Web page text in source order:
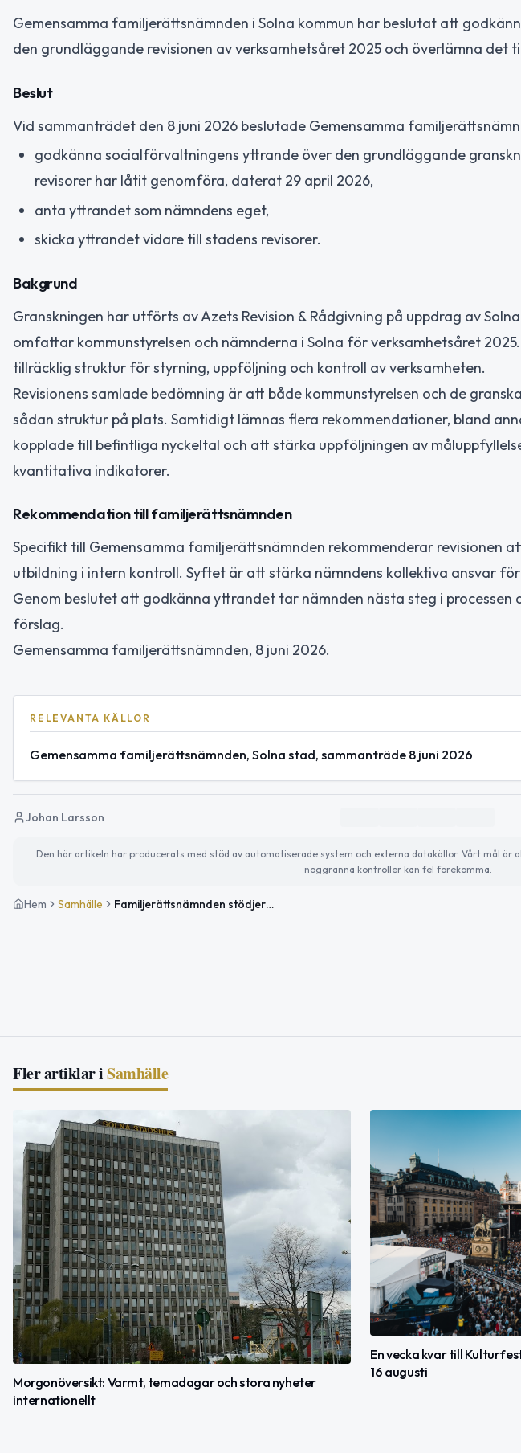
Gemensamma familjerättsnämnden i Solna kommun har beslutat att
den grundläggande revisionen av verksamhetsåret 2025 och överlämna det
Beslut
Vid sammanträdet den 8 juni 2026 beslutade Gemensamma
godkänna socialförvaltningens yttrande över den grundläggande
revisorer har låtit genomföra, daterat 29 april 2026,
anta yttrandet som nämndens eget,
skicka yttrandet vidare till stadens revisorer.
Bakgrund
Granskningen har utförts av Azets Revision & Rådgivning på uppdrag av
omfattar kommunstyrelsen och nämnderna i Solna för verksamhetsåret
tillräcklig struktur för styrning, uppföljning och kontroll av verksamheten.
Revisionens samlade bedömning är att både kommunstyrelsen och de
sådan struktur på plats. Samtidigt lämnas flera rekommendationer, bland
kopplade till befintliga nyckeltal och att stärka uppföljningen av
kvantitativa indikatorer.
Rekommendation till familjerättsnämnden
Specifikt till Gemensamma familjerättsnämnden rekommenderar revisionen
utbildning i intern kontroll. Syftet är att stärka nämndens kollektiva ansvar
Genom beslutet att godkänna yttrandet tar nämnden nästa steg i processen
förslag.
Gemensamma familjerättsnämnden, 8 juni 2026.
RELEVANTA KÄLLOR
Gemensamma familjerättsnämnden, Solna stad, sammanträde 8 juni 2026
Johan Larsson
Den här artikeln har producerats med stöd av automatiserade system och externa datakällor. Vårt mål
noggranna kontroller kan fel förekomma.
Hem Samhälle Familjerättsnämnden stödjer revisionens granskning i Solna
Fler artiklar iSamhälle
Morgonöversikt: Varmt, temadagar och stora nyheter
internationellt
En vecka kvar till
16 augusti